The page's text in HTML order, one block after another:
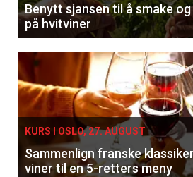
Benytt sjansen til å smake
på hvitviner
KURS I OSLO, 27. AUGUST
Sammenlign franske
viner til en 5-retters meny